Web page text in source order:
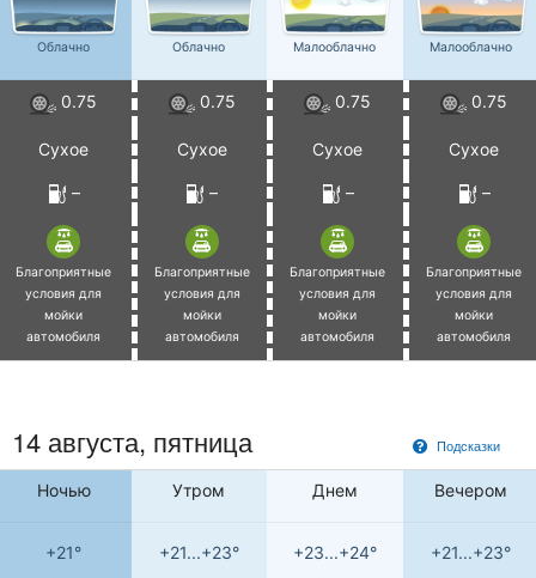
Облачно Облачно Малооблачно Малооблачно
0.75 0.75 0.75 0.75
Сухое Сухое Сухое Сухое
– – – –
Благоприятные
условия для
мойки
автомобиля
Благоприятные
условия для
мойки
автомобиля
Благоприятные
условия для
мойки
автомобиля
Благоприятные
условия для
мойки
автомобиля
Подсказки
14 августа, пятница
Ночью Утром Днем Вечером
+21° +21...+23° +23...+24° +21...+23°